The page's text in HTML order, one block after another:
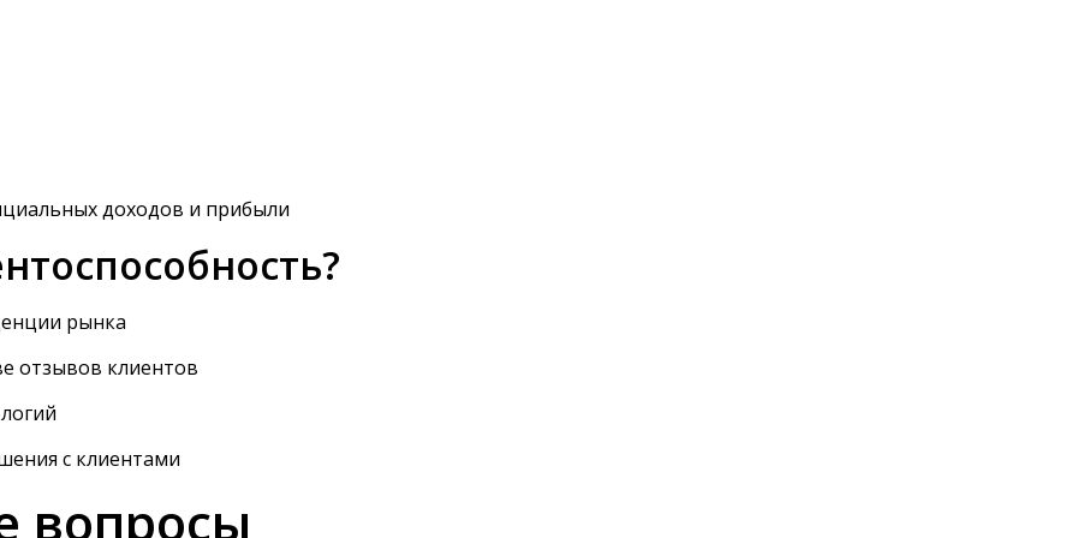
доходов и прибыли
рынка
отзывов клиентов
с клиентами
вопросы